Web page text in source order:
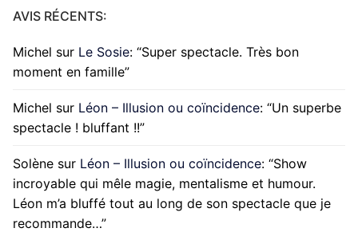
AVIS RÉCENTS:
Michel sur Le Sosie: “Super spectacle. Très bon
moment en famille”
Michel sur Léon – Illusion ou coïncidence: “Un superbe
spectacle ! bluffant !!”
Solène sur Léon – Illusion ou coïncidence: “Show
incroyable qui mêle magie, mentalisme et humour.
Léon m’a bluffé tout au long de son spectacle que je
recommande…”